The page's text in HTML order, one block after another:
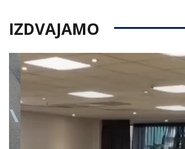
IZDVAJAMO